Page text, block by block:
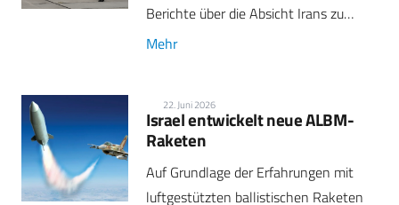
Berichte über die Absicht Irans zu…
Mehr
22. Juni 2026
Israel entwickelt neue ALBM-
Raketen
Auf Grundlage der Erfahrungen mit
luftgestützten ballistischen Raketen